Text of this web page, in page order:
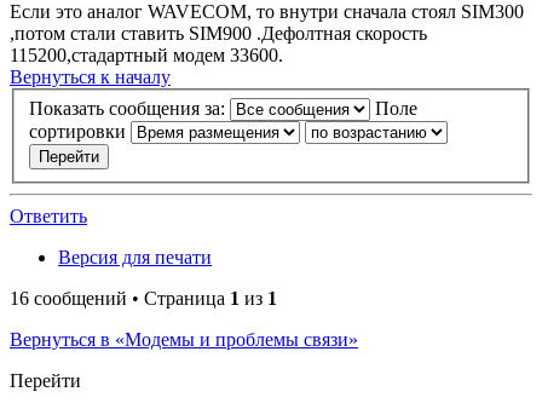
Если это аналог WAVECOM, то внутри сначала стоял SIM300
,потом стали ставить SIM900 .Дефолтная скорость
115200,стадартный модем 33600.
Вернуться к началу
Показать сообщения за:
Поле
сортировки
Ответить
Версия для печати
16 сообщений • Страница 1 из 1
Вернуться в «Модемы и проблемы связи»
Перейти